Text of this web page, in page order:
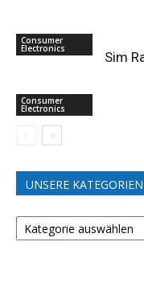
Consumer
Electronics
Consumer
Electronics
Sim
UNSERE KATEGORIEN
UNSERE
KATEGORIEN